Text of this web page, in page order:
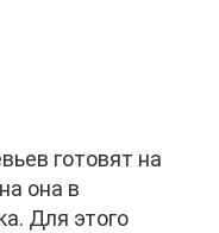
готовят на
она в
Для этого